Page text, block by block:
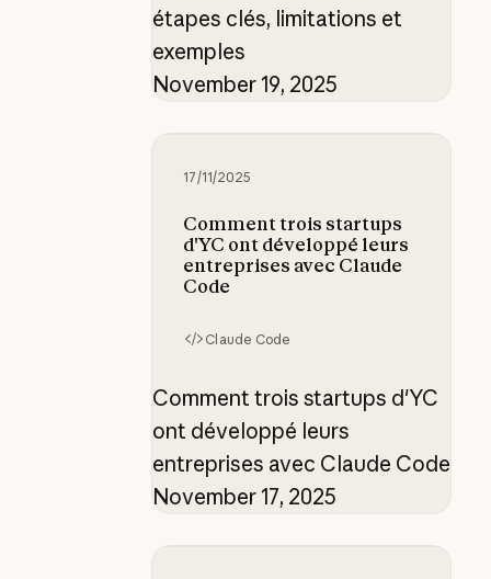
étapes clés, limitations et
exemples
November 19, 2025
17/11/2025
Comment trois startups
d'YC ont développé leurs
entreprises avec Claude
Code
Claude Code
Comment trois startups d'YC
ont développé leurs
entreprises avec Claude Code
November 17, 2025
Comment trois startups d'YC ont
Résultats structurés sur Claude